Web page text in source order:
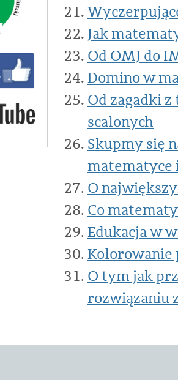
Jak
Od OMJ do
Domino w
Od zagadki
scalonych
Skupmy się
matematyce
O
Co
Edukacja w
Kolorowanie
O tym jak
rozwiązaniu